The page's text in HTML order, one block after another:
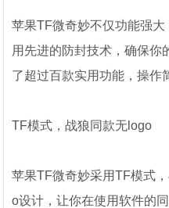
苹果TF微奇妙不仅功能强
用先进的防封技术，确保你
了超过百款实用功能，操作
TF模式，战狼同款无logo
苹果TF微奇妙采用TF模式
o设计，让你在使用软件的